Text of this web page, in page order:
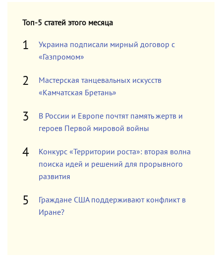
Топ-5 статей этого месяца
Украина подписали мирный договор с
«Газпромом»
Мастерская танцевальных искусств
«Камчатская Бретань»
В России и Европе почтят память жертв и
героев Первой мировой войны
Конкурс «Территории роста»: вторая волна
поиска идей и решений для прорывного
развития
Граждане США поддерживают конфликт в
Иране?